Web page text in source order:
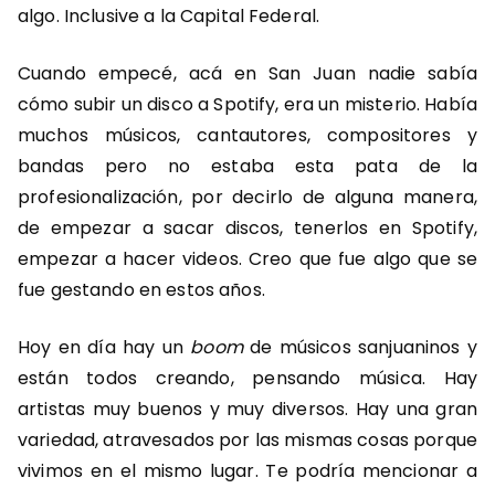
algo. Inclusive a la Capital Federal.
Cuando empecé, acá en San Juan nadie sabía
cómo subir un disco a Spotify, era un misterio. Había
muchos músicos, cantautores, compositores y
bandas pero no estaba esta pata de la
profesionalización, por decirlo de alguna manera,
de empezar a sacar discos, tenerlos en Spotify,
empezar a hacer videos. Creo que fue algo que se
fue gestando en estos años.
Hoy en día hay un boomde músicos sanjuaninos y
están todos creando, pensando música. Hay
artistas muy buenos y muy diversos. Hay una gran
variedad, atravesados por las mismas cosas porque
vivimos en el mismo lugar. Te podría mencionar a